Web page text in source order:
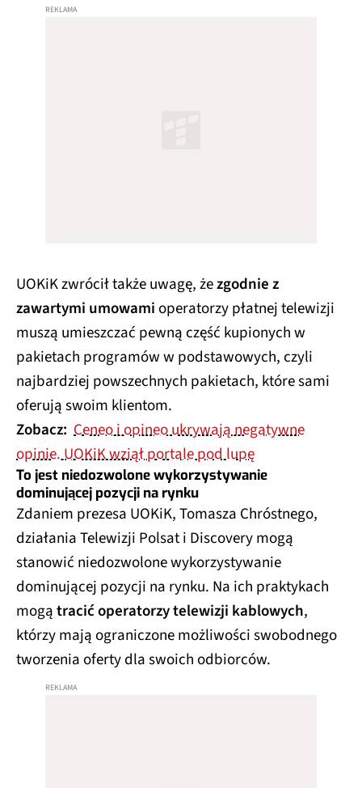
UOKiK zwrócił także uwagę, żezgodnie z
zawartymi umowamioperatorzy płatnej telewizji
muszą umieszczać pewną część kupionych w
pakietach programów w podstawowych, czyli
najbardziej powszechnych pakietach, które sami
oferują swoim klientom.
Zobacz: Ceneo i opineo ukrywają negatywne
opinie. UOKiK wziął portale pod lupę
To jest niedozwolone wykorzystywanie
dominującej pozycji na rynku
Zdaniem prezesa UOKiK, Tomasza Chróstnego,
działania Telewizji Polsat i Discovery mogą
stanowić niedozwolone wykorzystywanie
dominującej pozycji na rynku. Na ich praktykach
mogątracić operatorzy telewizji kablowych,
którzy mają ograniczone możliwości swobodnego
tworzenia oferty dla swoich odbiorców.